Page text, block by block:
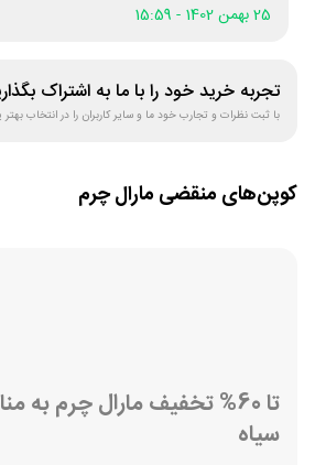
25 بهمن 1402 - 15:59
تجربه خرید خود را با ما به اشتراک
با ثبت نظرات و تجارب خود ما و سایر کاربران را در انتخاب بهتر
کوپن‌های منقضی مارال چرم
تا 60% تخفیف مارال چرم
سیاه